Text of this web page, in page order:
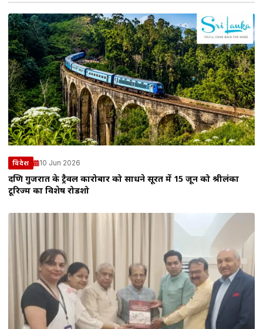
विदेश 10 Jun 2026
दक्षिण गुजरात के ट्रैवल कारोबार को साधने सूरत में 15 जून को श्रीलंका
टूरिज्म का विशेष रोडशो